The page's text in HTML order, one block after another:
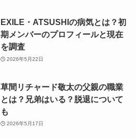
EXILE・ATSUSHIの病気とは？初
期メンバーのプロフィールと現在
を調査
2026年5月22日
草間リチャード敬太の父親の職業
とは？兄弟はいる？脱退について
も
2026年5月17日